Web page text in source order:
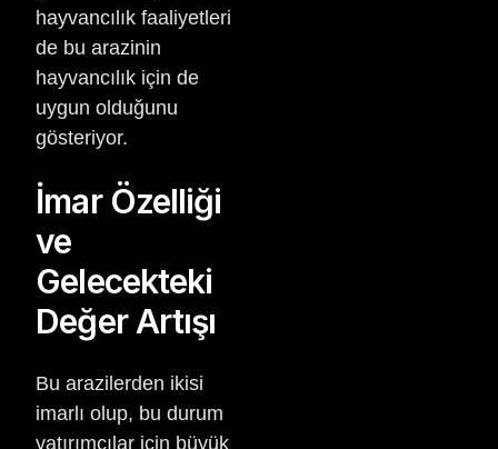
hayvancılık faaliyetleri
de bu arazinin
hayvancılık için de
uygun olduğunu
gösteriyor.
İmar Özelliği
ve
Gelecekteki
Değer Artışı
Bu arazilerden ikisi
imarlı olup, bu durum
yatırımcılar için büyük